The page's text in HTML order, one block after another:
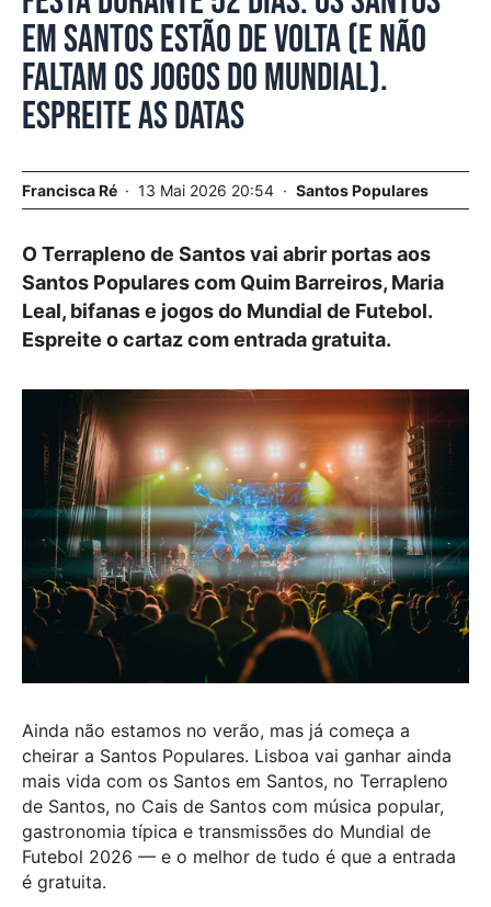
em Santos estão de volta (e não
faltam os jogos do Mundial).
Espreite as datas
Francisca Ré 13 Mai 2026 20:54 Santos Populares
O Terrapleno de Santos vai abrir portas aos
Santos Populares com Quim Barreiros, Maria
Leal, bifanas e jogos do Mundial de Futebol.
Espreite o cartaz com entrada gratuita.
Ainda não estamos no verão, mas já começa a
cheirar a Santos Populares. Lisboa vai ganhar ainda
mais vida com os Santos em Santos, no Terrapleno
de Santos, no Cais de Santos com música popular,
gastronomia típica e transmissões do Mundial de
Futebol 2026 — e o melhor de tudo é que a entrada
é gratuita.